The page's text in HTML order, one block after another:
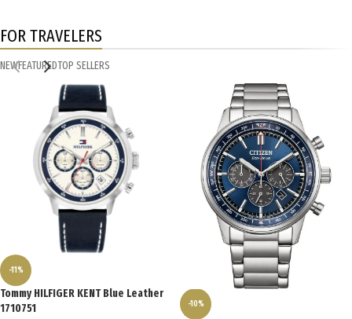
FOR TRAVELERS
NEWFEATUREDTOP SELLERS
-11%
Tommy HILFIGER KENT Blue Leather
1710751
-10%